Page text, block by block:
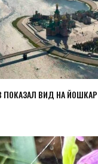
ВИД НА